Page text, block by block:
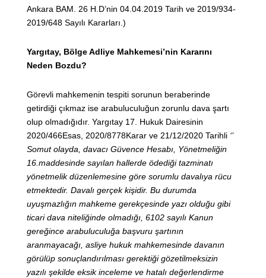
Ankara BAM. 26 H.D’nin 04.04.2019 Tarih ve 2019/934-
2019/648 Sayılı Kararları.)
Yargıtay, Bölge Adliye Mahkemesi’nin Kararını
Neden Bozdu?
Görevli mahkemenin tespiti sorunun beraberinde
getirdiği çıkmaz ise arabuluculuğun zorunlu dava şartı
olup olmadığıdır. Yargıtay 17. Hukuk Dairesinin
2020/466Esas, 2020/8778Karar ve 21/12/2020 Tarihli ‘’
Somut olayda, davacı Güvence Hesabı, Yönetmeliğin
16.maddesinde sayılan hallerde ödediği tazminatı
yönetmelik düzenlemesine göre sorumlu davalıya rücu
etmektedir. Davalı gerçek kişidir. Bu durumda
uyuşmazlığın mahkeme gerekçesinde yazı olduğu gibi
ticari dava niteliğinde olmadığı, 6102 sayılı Kanun
gereğince arabuluculuğa başvuru şartının
aranmayacağı, asliye hukuk mahkemesinde davanın
görülüp sonuçlandırılması gerektiği gözetilmeksizin
yazılı şekilde eksik inceleme ve hatalı değerlendirme